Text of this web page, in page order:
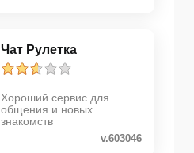
Чат Рулетка
Хороший сервис для
общения и новых
знакомств
v.603046